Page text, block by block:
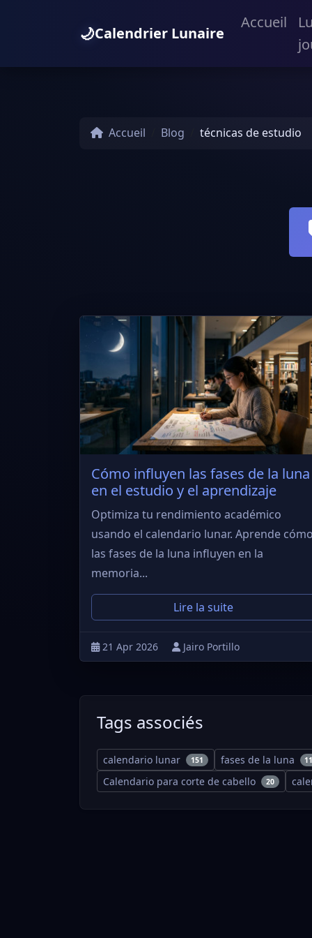
🌙Calendrier Lunaire
Accueil
Accueil Blog técnicas de estudio
Cómo influyen las fases de la luna
en el estudio y el aprendizaje
Optimiza tu rendimiento académico
usando el calendario lunar. Aprende
las fases de la luna influyen en la
memoria...
Lire la suite
21 Apr 2026 Jairo Portillo
Tags associés
calendario lunar 151 fases de la luna
Calendario para corte de cabello 20